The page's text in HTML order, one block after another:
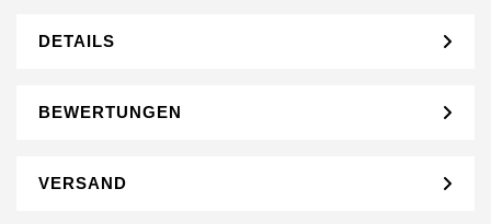
DETAILS
BEWERTUNGEN
VERSAND